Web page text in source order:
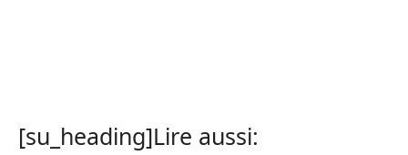
[su_heading]Lire aussi: